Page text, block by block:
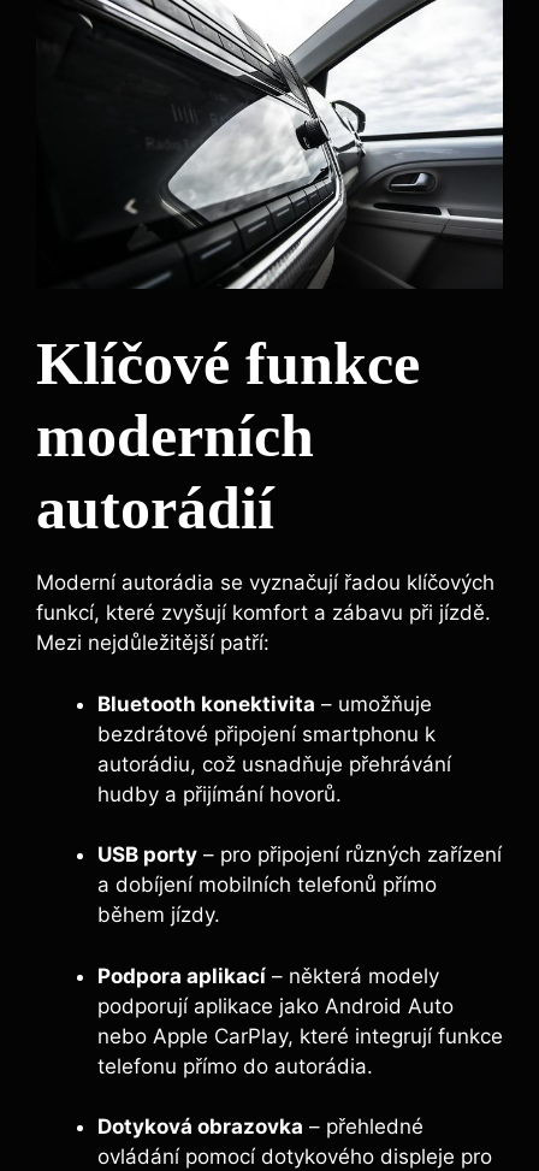
Klíčové funkce
moderních
autorádií
Moderní autorádia se vyznačují řadou klíčových
funkcí, které zvyšují komfort a zábavu při jízdě.
Mezi nejdůležitější patří:
Bluetooth konektivita – umožňuje
bezdrátové připojení smartphonu k
autorádiu, což usnadňuje přehrávání
hudby a přijímání hovorů.
USB porty – pro připojení různých zařízení
a dobíjení mobilních telefonů přímo
během jízdy.
Podpora aplikací – některá modely
podporují aplikace jako Android Auto
nebo Apple CarPlay, které integrují funkce
telefonu přímo do autorádia.
Dotyková obrazovka – přehledné
ovládání pomocí dotykového displeje pro